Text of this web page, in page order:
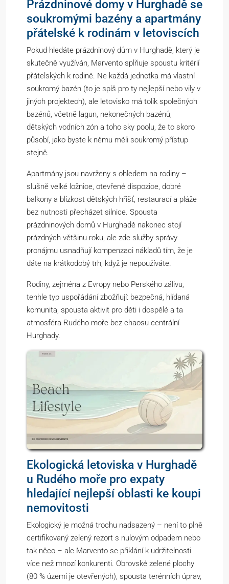
Prázdninové domy v Hurghadě se
soukromými bazény a apartmány
přátelské k rodinám v letoviscích
Pokud hledáte prázdninový dům v Hurghadě, který je
skutečně využíván, Marvento splňuje spoustu kritérií
přátelských k rodině. Ne každá jednotka má vlastní
soukromý bazén (to je spíš pro ty nejlepší nebo vily v
jiných projektech), ale letovisko má tolik společných
bazénů, včetně lagun, nekonečných bazénů,
dětských vodních zón a toho sky poolu, že to skoro
působí, jako byste k němu měli soukromý přístup
stejně.
Apartmány jsou navrženy s ohledem na rodiny –
slušně velké ložnice, otevřené dispozice, dobré
balkony a blízkost dětských hřišť, restaurací a pláže
bez nutnosti přecházet silnice. Spousta
prázdninových domů v Hurghadě nakonec stojí
prázdných většinu roku, ale zde služby správy
pronájmu usnadňují kompenzaci nákladů tím, že je
dáte na krátkodobý trh, když je nepoužíváte.
Rodiny, zejména z Evropy nebo Perského zálivu,
tenhle typ uspořádání zbožňují: bezpečná, hlídaná
komunita, spousta aktivit pro děti i dospělé a ta
atmosféra Rudého moře bez chaosu centrální
Hurghady.
Ekologická letoviska v Hurghadě
u Rudého moře pro expaty
hledající nejlepší oblasti ke koupi
nemovitosti
Ekologický je možná trochu nadsazený – není to plně
certifikovaný zelený rezort s nulovým odpadem nebo
tak něco – ale Marvento se přiklání k udržitelnosti
více než mnozí konkurenti. Obrovské zelené plochy
(80 % území je otevřených), spousta terénních úprav,